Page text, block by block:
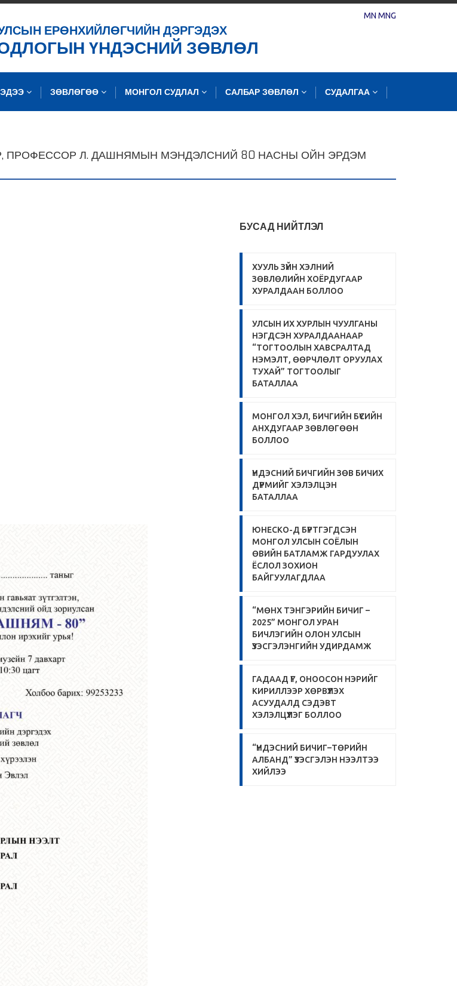
ЕРӨНХИЙЛӨГЧИЙН ДЭРГЭДЭХ
ҮНДЭСНИЙ ЗӨВЛӨЛ
MN MNG
ЗӨВЛӨГӨӨ МОНГОЛ СУДЛАЛ САЛБАР ЗӨВЛӨЛ СУДАЛГАА
ПРОФЕССОР Л. ДАШНЯМЫН МЭНДЭЛСНИЙ 80 НАСНЫ ОЙН ЭРДЭМ
БУСАД НИЙТЛЭЛ
ХУУЛЬ ЗҮЙН ХЭЛНИЙ
ЗӨВЛӨЛИЙН ХОЁРДУГААР
ХУРАЛДААН БОЛЛОО
УЛСЫН ИХ ХУРЛЫН ЧУУЛГАНЫ
НЭГДСЭН ХУРАЛДААНААР
“ТОГТООЛЫН ХАВСРАЛТАД
НЭМЭЛТ, ӨӨРЧЛӨЛТ ОРУУЛАХ
ТУХАЙ” ТОГТООЛЫГ
БАТАЛЛАА
МОНГОЛ ХЭЛ, БИЧГИЙН БҮСИЙН
АНХДУГААР ЗӨВЛӨГӨӨН
БОЛЛОО
ҮНДЭСНИЙ БИЧГИЙН ЗӨВ БИЧИХ
ДҮРМИЙГ ХЭЛЭЛЦЭН
БАТАЛЛАА
ЮНЕСКО-Д БҮРТГЭГДСЭН
МОНГОЛ УЛСЫН СОЁЛЫН
ӨВИЙН БАТЛАМЖ ГАРДУУЛАХ
ЁСЛОЛ ЗОХИОН
БАЙГУУЛАГДЛАА
“МӨНХ ТЭНГЭРИЙН БИЧИГ –
2025” МОНГОЛ УРАН
БИЧЛЭГИЙН ОЛОН УЛСЫН
ҮЗЭСГЭЛЭНГИЙН УДИРДАМЖ
ГАДААД ҮГ, ОНООСОН НЭРИЙГ
КИРИЛЛЭЭР ХӨРВҮҮЛЭХ
АСУУДАЛД СЭДЭВТ
ХЭЛЭЛЦҮҮЛЭГ БОЛЛОО
“ҮНДЭСНИЙ БИЧИГ–ТӨРИЙН
АЛБАНД” ҮЗЭСГЭЛЭН НЭЭЛТЭЭ
ХИЙЛЭЭ